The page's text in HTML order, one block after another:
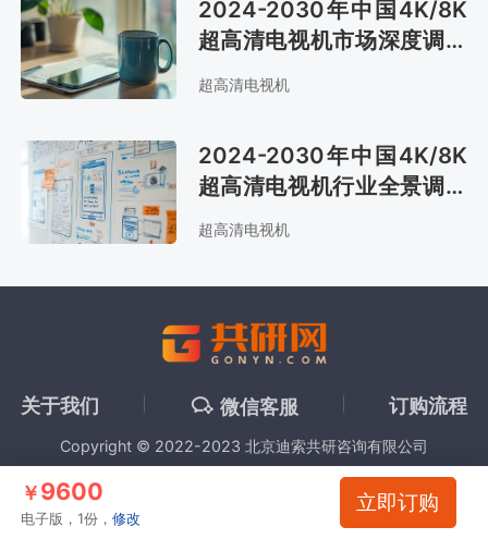
2024-2030年中国4K/8K
超高清电视机市场深度调研
超高清电视机
2024-2030年中国4K/8K
超高清电视机行业全景调研
及投资战略咨询报告
超高清电视机
￥9600
电子版，1份，修改
立即订购
关于我们 微信客服 订购流程
Copyright © 2022-2023 北京迪索共研咨询有限公司